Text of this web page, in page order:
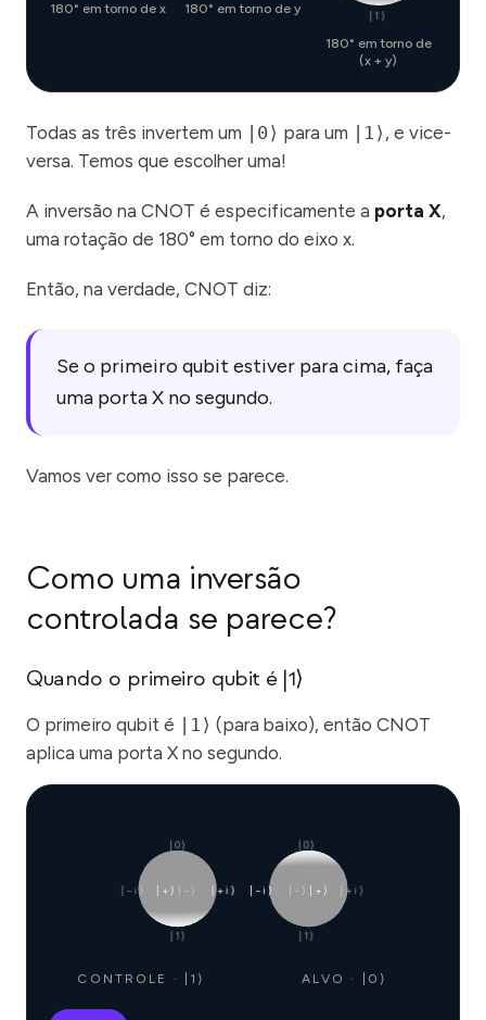
180° em torno de x 180° em torno de y |1⟩
180° em torno de
(x + y)
Todas as três invertem um |0⟩ para um |1⟩ , e vice-
versa. Temos que escolher uma!
A inversão na CNOT é especificamente a porta X,
uma rotação de 180° em torno do eixo x.
Então, na verdade, CNOT diz:
Se o primeiro qubit estiver para cima, faça
uma porta X no segundo.
Vamos ver como isso se parece.
Como uma inversão
controlada se parece?
Quando o primeiro qubit é |1⟩
O primeiro qubit é |1⟩ (para baixo), então CNOT
aplica uma porta X no segundo.
|+⟩ |−⟩ |+i⟩
|−i⟩
|0⟩
|1⟩
|+⟩
|−⟩ |+i⟩
|−i⟩
|0⟩
|1⟩
CONTROLE · |1⟩ ALVO · |0⟩